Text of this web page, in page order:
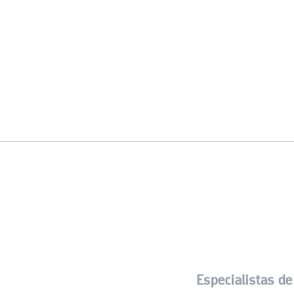
Especialistas